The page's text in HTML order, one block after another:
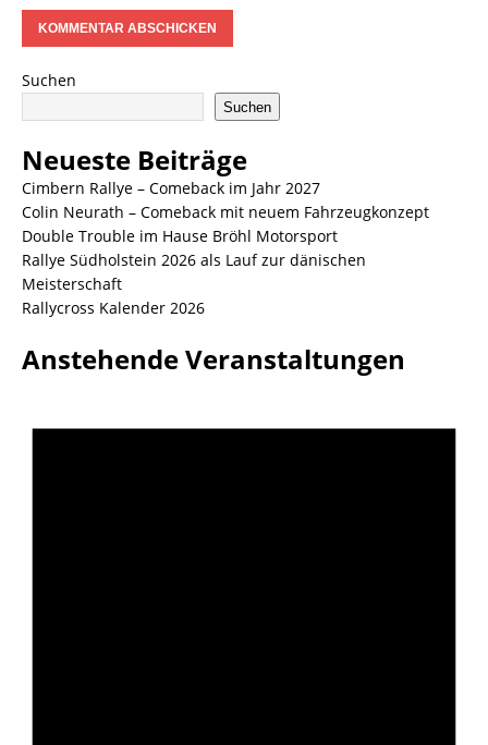
Suchen
Suchen
Neueste Beiträge
Cimbern Rallye – Comeback im Jahr 2027
Colin Neurath – Comeback mit neuem Fahrzeugkonzept
Double Trouble im Hause Bröhl Motorsport
Rallye Südholstein 2026 als Lauf zur dänischen
Meisterschaft
Rallycross Kalender 2026
Anstehende Veranstaltungen